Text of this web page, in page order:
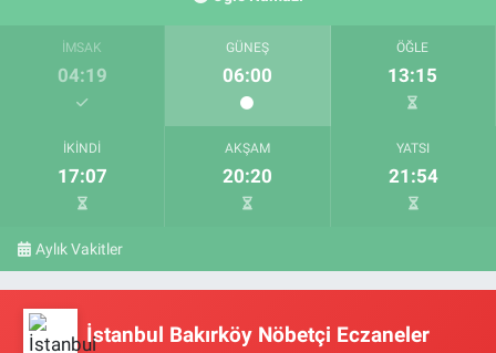
İMSAK
04:19
GÜNEŞ
06:00
ÖĞLE
13:15
İKINDI
17:07
AKŞAM
20:20
YATSI
21:54
Aylık Vakitler
İstanbul Bakırköy Nöbetçi Eczaneler